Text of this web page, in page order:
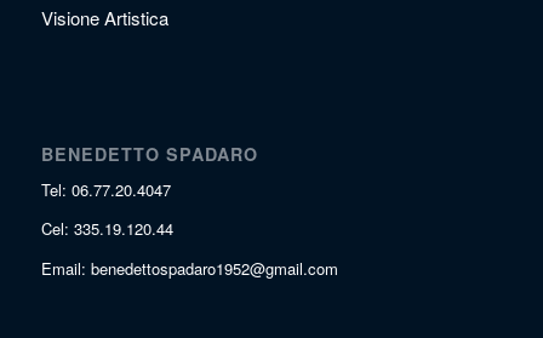
Visione Artistica
BENEDETTO SPADARO
Tel: 06.77.20.4047
Cel: 335.19.120.44
Email: benedettospadaro1952@gmail.com